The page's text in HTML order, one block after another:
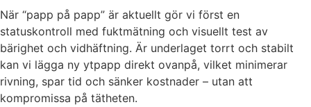
När “papp på papp” är aktuellt gör vi först en
statuskontroll med fuktmätning och visuellt test av
bärighet och vidhäftning. Är underlaget torrt och stabilt
kan vi lägga ny ytpapp direkt ovanpå, vilket minimerar
rivning, spar tid och sänker kostnader – utan att
kompromissa på tätheten.